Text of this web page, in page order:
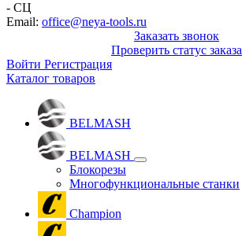
- СЦ
Email: office@neya-tools.ru
Заказать звонок
Проверить статус заказа
Войти Регистрация
Каталог товаров
BELMASH
BELMASH
Блокорезы
Многофункциональные станки
Champion